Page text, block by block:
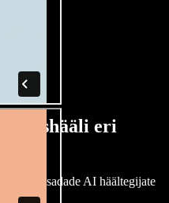
naishääli eri
Vali sadade AI häältegijate